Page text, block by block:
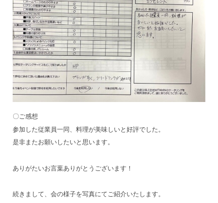
〇ご感想
参加した従業員一同、料理が美味しいと好評でした。
是非またお願いしたいと思います。
ありがたいお言葉ありがとうございます！
続きまして、会の様子を写真にてご紹介いたします。